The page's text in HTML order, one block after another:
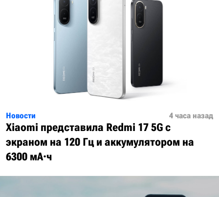
Новости 4 часа назад
Xiaomi представила Redmi 17 5G с
экраном на 120 Гц и аккумулятором на
6300 мА·ч